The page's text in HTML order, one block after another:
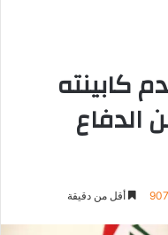
كابينته
الدفاع
907 أقل من دقيقة